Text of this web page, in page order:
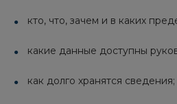
кто, что, зачем и в каких
какие данные доступны
как долго хранятся сведения;